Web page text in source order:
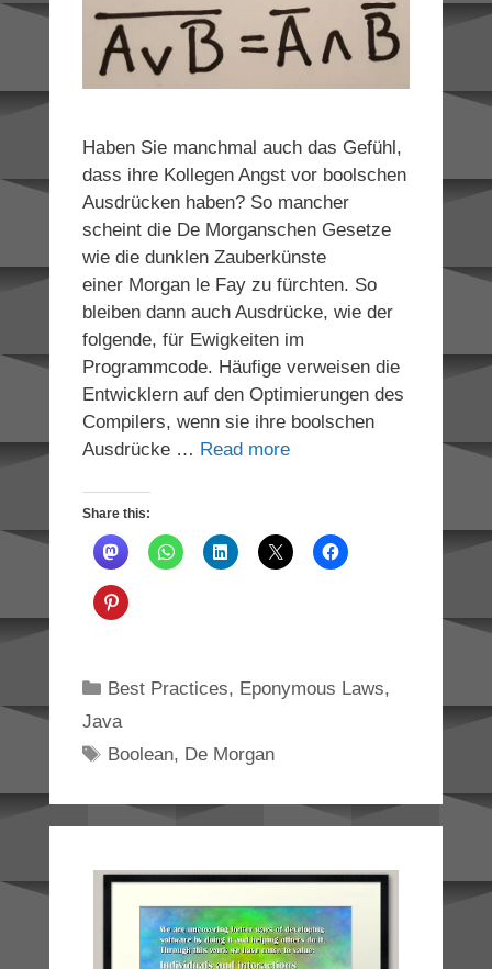
Haben Sie manchmal auch das Gefühl,
dass ihre Kollegen Angst vor boolschen
Ausdrücken haben? So mancher
scheint die De Morganschen Gesetze
wie die dunklen Zauberkünste
einer Morgan le Fay zu fürchten. So
bleiben dann auch Ausdrücke, wie der
folgende, für Ewigkeiten im
Programmcode. Häufige verweisen die
Entwicklern auf den Optimierungen des
Compilers, wenn sie ihre boolschen
Ausdrücke … Read more
Share this:
Categories
Best Practices, Eponymous Laws,
Java
Tags
Boolean, De Morgan